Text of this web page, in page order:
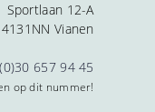
Sportlaan 12-A
4131NN Vianen
657 94 45
op dit nummer!